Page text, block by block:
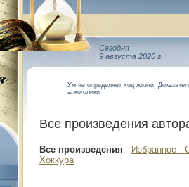
Сегодня
9 августа 2026 г.
Ум не определяет ход жизни.
алкоголики
Все произведения
Все произведения
Избранное -
Хоккура